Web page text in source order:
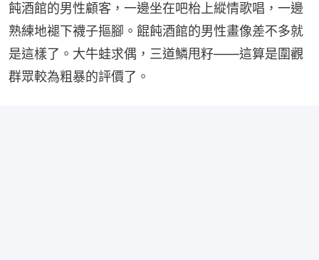
飩酒館的男性顧客，一邊坐在吧枱上縱情歌唱，一邊
熟練地褪下襪子摳腳。餛飩酒館的男性畫像差不多就
是這樣了。大牛蛙求偶，三道鱗甩籽——這算是圍觀
群眾較為粗暴的評價了。